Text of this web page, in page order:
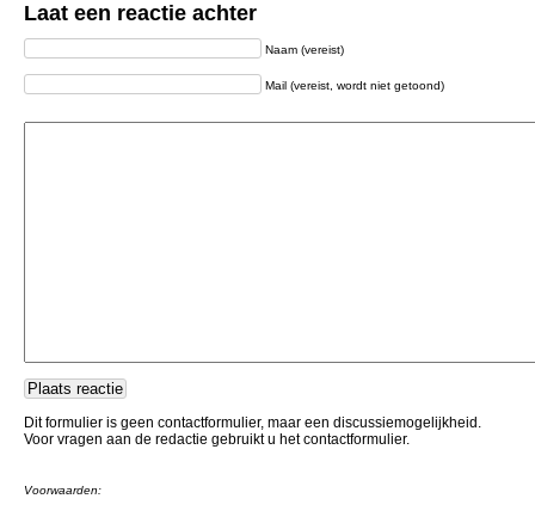
Laat een reactie achter
Naam (vereist)
Mail (vereist, wordt niet getoond)
Dit formulier is geen contactformulier, maar een discussiemogelijkheid.
Voor vragen aan de redactie gebruikt u het contactformulier.
Voorwaarden: